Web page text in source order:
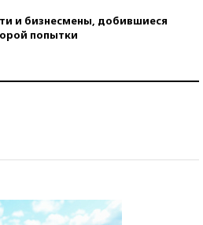
и бизнесмены, добившиеся
попытки